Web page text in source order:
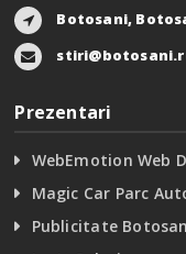
Botosani,
Prezentari
WebEmotion Web
Magic Car Parc
Publicitate